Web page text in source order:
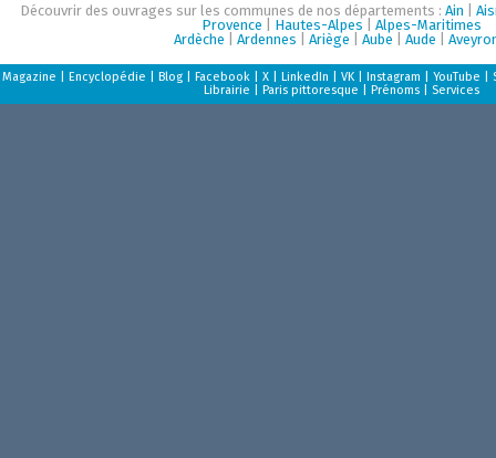
Découvrir des ouvrages sur les communes de nos départements : Ain
Provence
Hautes-Alpes
Alpes-Maritimes
Ardèche
Ardennes Ariège Aube Aude
Magazine Encyclopédie Blog| Facebook| X| LinkedIn VK| Instagram YouTube
Librairie
Paris pittoresque Prénoms| Services